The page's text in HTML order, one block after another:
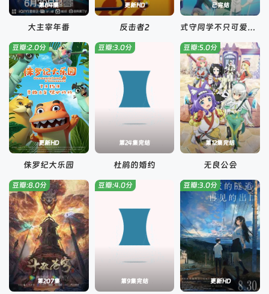
第84集
大主宰年番
更新HD
反击者2
已完结
式守同学不只可爱而已
更新HD
豆瓣:2.0分
侏罗纪大乐园
第24集完结
豆瓣:3.0分
杜鹃的婚约
第12集完结
豆瓣:5.0分
无良公会
第207集
豆瓣:8.0分
第9集完结
豆瓣:4.0分
更新HD
豆瓣:3.0分